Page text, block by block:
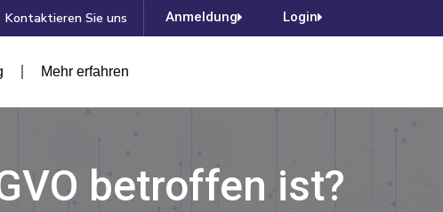
Kontaktieren Sie uns Anmeldung Login
Mehr erfahren
betroffen ist?